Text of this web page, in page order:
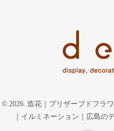
© 2026. 造花｜プリザーブドフラ
｜イルミネーション｜広島の